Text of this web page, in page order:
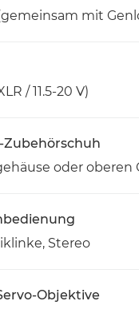
(gemeinsam mit
/ 11.5-20 V)
oder oberen
Stereo
Objektive